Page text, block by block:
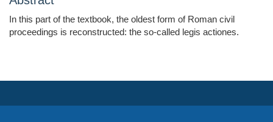
In this part of the textbook, the oldest form of Roman civil
proceedings is reconstructed: the so-called legis actiones.